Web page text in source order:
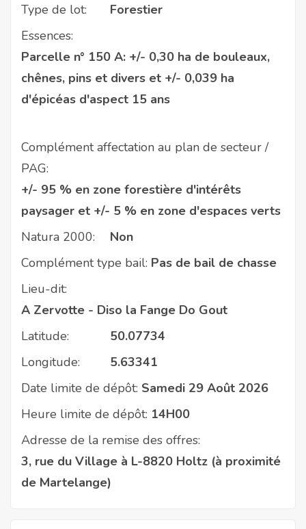
Type de lot:
Forestier
Essences:
Parcelle n° 150 A: +/- 0,30 ha de bouleaux,
chênes, pins et divers et +/- 0,039 ha
d'épicéas d'aspect 15 ans
Complément affectation au plan de secteur /
PAG:
+/- 95 % en zone forestière d'intérêts
paysager et +/- 5 % en zone d'espaces verts
Natura 2000:
Non
Complément type bail: Pas de bail de chasse
Lieu-dit:
A Zervotte - Diso la Fange Do Gout
Latitude:
50.07734
Longitude:
5.63341
Date limite de dépôt: Samedi 29 Août 2026
Heure limite de dépôt: 14H00
Adresse de la remise des offres:
3, rue du Village à L-8820 Holtz (à proximité
de Martelange)